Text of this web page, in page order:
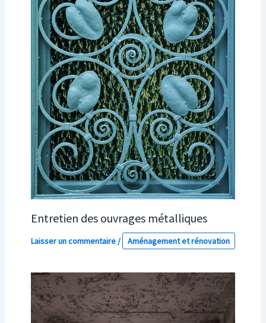
Entretien des ouvrages métalliques
Laisser un commentaire/ Aménagement et rénovation